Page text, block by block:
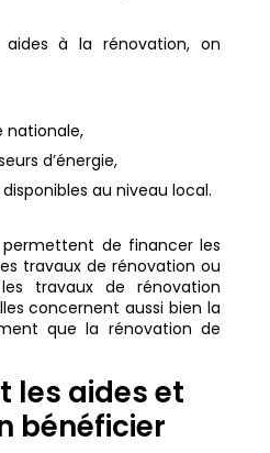
aides à la rénovation, on
nationale,
d’énergie,
au niveau local.
permettent de financer les
travaux de rénovation ou
travaux de rénovation
concernent aussi bien la
que la rénovation de
les aides et
bénéficier